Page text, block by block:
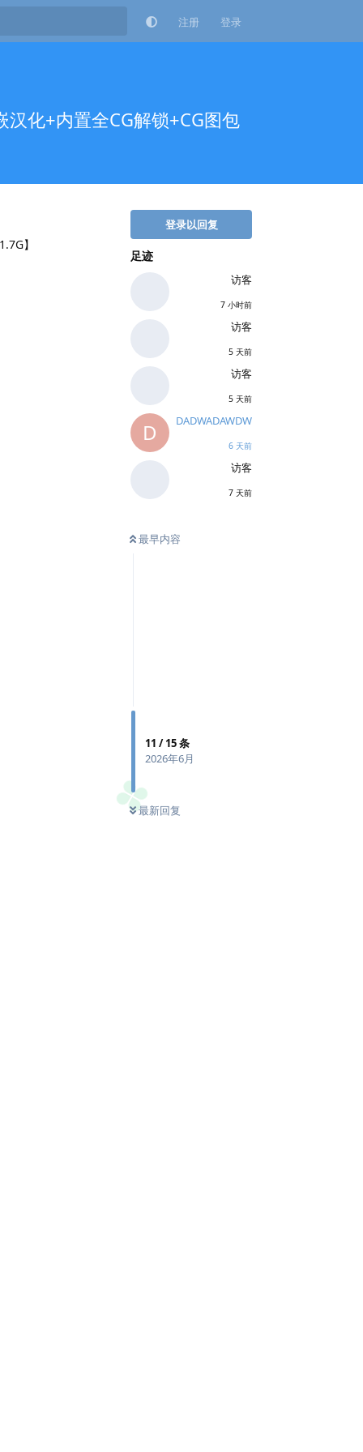
注册 登录
化+内置全CG解锁+CG图包
登录以回复
足迹
访客
7 小时前
访客
5 天前
访客
5 天前
D DADWADAWDW
6 天前
访客
7 天前
最早内容
11 /15条
2026年6月
最新回复
】